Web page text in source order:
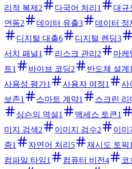
리적 복제 2 다국어 처리 1 대규
연동2 데이터 유출3 데이터 정
디지털 대출6 디지털 렌딩3
서치 패널1 리스크 관리 2 마케
트1 바이브 코딩2 반도체 설계 1
사용성 평가1 사용자 여정1 사
보존1 스마트 계약1 스크린 리
심슨의 역설1 액세스 토큰1
미지 검색2 이미지 검수2 이미
증1 자연어 처리 5 재시도 토픽1
컴파일 타임1 컴퓨터 비전4 코